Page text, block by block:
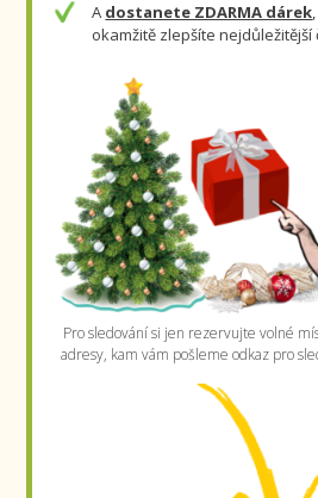
A dostanete ZDARMA dárek
okamžitě zlepšíte
Pro sledování si jen rezervujte volné
adresy, kam vám pošleme odkaz pro